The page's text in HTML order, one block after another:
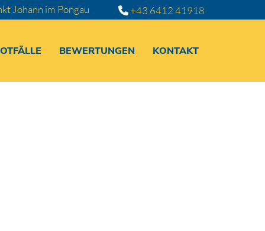
Johann im Pongau  +43 6412 41918
BEWERTUNGEN KONTAKT